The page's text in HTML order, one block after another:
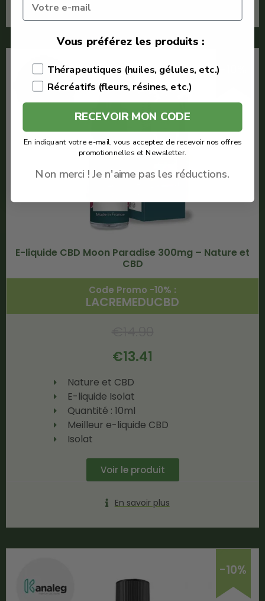
E-liquide CBD Moon Paradise 300mg – Nature et
CBD
Code Promo -10% :
LACREMEDUCBD
€13.41
Nature et CBD
E-liquide Isolat
Quantité : 10ml
Meilleur e-liquide CBD
Isolat
Voir le produit
En savoir plus
-10%
Vous préférez les produits :
Thérapeutiques (huiles, gélules, etc.)
Récréatifs (fleurs, résines, etc.)
RECEVOIR MON CODE
En indiquant votre e-mail, vous acceptez de recevoir nos offres
promotionnelles et Newsletter.
Non merci ! Je n'aime pas les réductions.